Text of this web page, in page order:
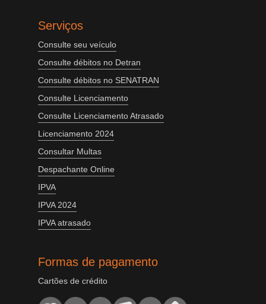
Serviços
Consulte seu veículo
Consulte débitos no Detran
Consulte débitos no SENATRAN
Consulte Licenciamento
Consulte Licenciamento Atrasado
Licenciamento 2024
Consultar Multas
Despachante Online
IPVA
IPVA 2024
IPVA atrasado
Formas de pagamento
Cartões de crédito